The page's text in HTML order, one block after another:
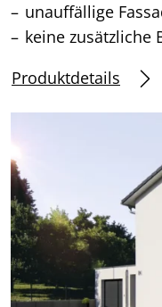
unauffällige
keine zusätzliche
Produktdetails